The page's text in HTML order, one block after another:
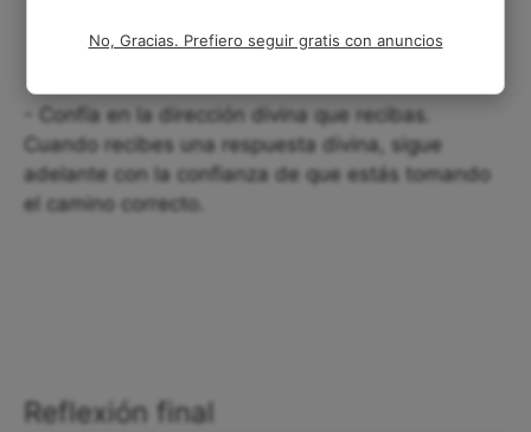
- Confía en la dirección divina que recibas.
Cuando recibes una respuesta divina, sigue
adelante con la confianza de que estás tomando
el camino correcto.
Reflexión final
No, Gracias. Prefiero seguir gratis con anuncios